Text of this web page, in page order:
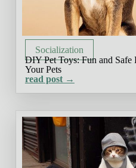
Socialization
DIY Pet Toys: Fun and Safe
Your Pets
read post →